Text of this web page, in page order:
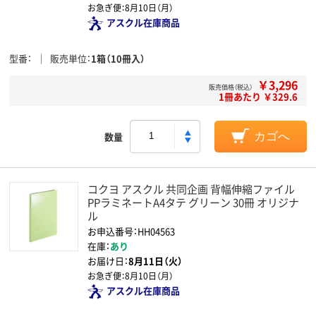
お急ぎ便：8月10日（月）
アスクル在庫商品
型番 販売単位 1箱（10冊入）
販売価格（税込） ￥3,296
1冊あたり ￥329.6
数量 カゴへ
コクヨ アスクル 共同企画 背幅伸縮ファイル
PPラミネートA4タテ グリーン 30冊 オリジナ
ル
お申込番号：HH04563
在庫：あり
お届け日：8月11日（火）
お急ぎ便：8月10日（月）
アスクル在庫商品